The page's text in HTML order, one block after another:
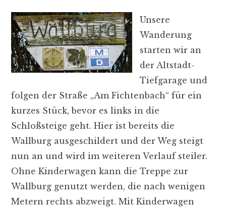
Unsere
Wanderung
starten wir an
der Altstadt-
Tiefgarage und
folgen der Straße „Am Fichtenbach“ für ein
kurzes Stück, bevor es links in die
Schloßsteige geht. Hier ist bereits die
Wallburg ausgeschildert und der Weg steigt
nun an und wird im weiteren Verlauf steiler.
Ohne Kinderwagen kann die Treppe zur
Wallburg genutzt werden, die nach wenigen
Metern rechts abzweigt. Mit Kinderwagen